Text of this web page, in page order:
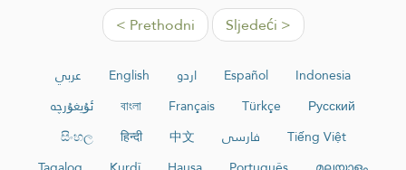
< Prethodni Sljedeći >
عربي English اردو Español
Indonesia
ئۇيغۇرچە
বাংলা Français Türkçe
Русский
සිංහල
हिन्दी 中文 فارسی
Tiếng Việt